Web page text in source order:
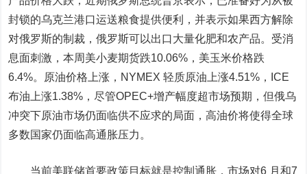
封锁的乌克兰港口运送粮食提供便利，并表示如果西方解除
对俄罗斯的制裁，俄罗斯可以出口大量化肥和农产品。受消
息面刺激，本周美小麦期货跌10.06%，美玉米价格跌
6.4%。原油价格上涨，NYMEX 轻质原油上涨4.51%，ICE
布油上涨1.38%，尽管OPEC+增产幅度超市场预期，但俄乌
冲突下原油市场仍面临供不应求的局面，高油价将使得全球
多数国家仍面临高通胀压力。
当前美联储首要政策目标就是控制通胀，市场对6 月和7